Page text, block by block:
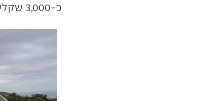
כ-3,000 שקלים.